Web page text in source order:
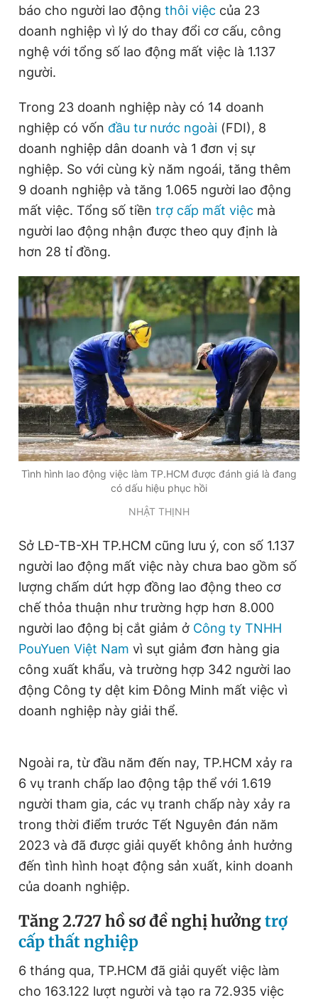
Theo dõi báo trên
0906 645 777
Liên hệ quảng cáo
0908 780 404
Đặt báo Quảng cáo RSS Tòa soạn Chính sách bảo
Tổng biên tập: Nguyễn Ngọc Toàn
Phó tổng biên tập thường trực: Hải Thành
Phó tổng biên tập: Lâm Hiếu Dũng
Phó tổng biên tập: Trần Việt Hưng
Tổng thư ký tòa soạn: Đức Trung
Giấy phép xuất bản số 110/GP - BTTTT cấp ngày 24.3.2020
© 2003-2026 Bản quyền thuộc về Báo Thanh Niên. Cấm sao
chép dưới mọi hình thức nếu không có sự chấp thuận bằng văn
bản. Phát triển bởi ePi Technologies, JSC.
báo cho người lao động thôi việc của 23
doanh nghiệp vì lý do thay đổi cơ cấu, công
nghệ với tổng số lao động mất việc là 1.137
người.
Trong 23 doanh nghiệp này có 14 doanh
nghiệp có vốn đầu tư nước ngoài (FDI), 8
doanh nghiệp dân doanh và 1 đơn vị sự
nghiệp. So với cùng kỳ năm ngoái, tăng thêm
9 doanh nghiệp và tăng 1.065 người lao động
mất việc. Tổng số tiền trợ cấp mất việc mà
người lao động nhận được theo quy định là
hơn 28 tỉ đồng.
Tình hình lao động việc làm TP.HCM được đánh giá là đang
có dấu hiệu phục hồi
NHẬT THỊNH
Sở LĐ-TB-XH TP.HCM cũng lưu ý, con số 1.137
người lao động mất việc này chưa bao gồm số
lượng chấm dứt hợp đồng lao động theo cơ
chế thỏa thuận như trường hợp hơn 8.000
người lao động bị cắt giảm ở Công ty TNHH
PouYuen Việt Nam vì sụt giảm đơn hàng gia
công xuất khẩu, và trường hợp 342 người lao
động Công ty dệt kim Đông Minh mất việc vì
doanh nghiệp này giải thể.
Ngoài ra, từ đầu năm đến nay, TP.HCM xảy ra
6 vụ tranh chấp lao động tập thể với 1.619
người tham gia, các vụ tranh chấp này xảy ra
trong thời điểm trước Tết Nguyên đán năm
2023 và đã được giải quyết không ảnh hưởng
đến tình hình hoạt động sản xuất, kinh doanh
của doanh nghiệp.
Tăng 2.727 hồ sơ đề nghị hưởngtrợ
cấp thất nghiệp
6 tháng qua, TP.HCM đã giải quyết việc làm
cho 163.122 lượt người và tạo ra 72.935 việc